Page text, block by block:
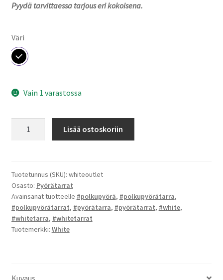
Pyydä tarvittaessa tarjous eri kokoisena.
Väri
Vain 1 varastossa
määrä
Lisää ostoskoriin
Tuotetunnus (SKU): whiteoutlet
Osasto: Pyörätarrat
Avainsanat tuotteelle #polkupyörä, #polkupyörätarra,
#polkupyörätarrat, #pyörätarra, #pyörätarrat, #white,
#whitetarra, #whitetarrat
Tuotemerkki: White
Kuvaus